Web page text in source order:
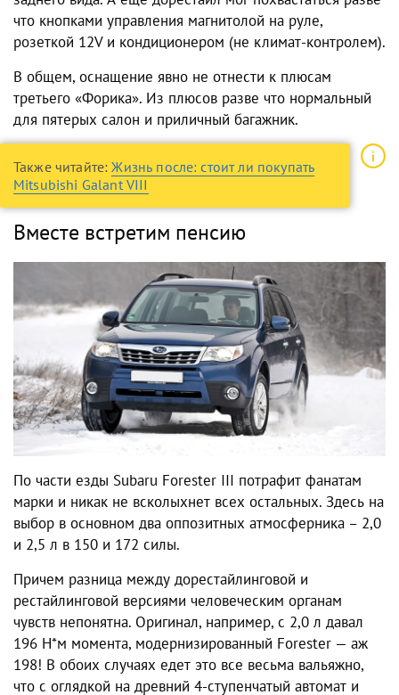
что кнопками управления магнитолой на руле,
розеткой 12V и кондиционером (не климат-контролем).
В общем, оснащение явно не отнести к плюсам
третьего «Форика». Из плюсов разве что нормальный
для пятерых салон и приличный багажник.
Также читайте:Жизнь после: стоит ли покупать
Mitsubishi Galant VIII
Вместе встретим пенсию
По части езды Subaru Forester III потрафит фанатам
марки и никак не всколыхнет всех остальных. Здесь на
выбор в основном два оппозитных атмосферника – 2,0
и 2,5 л в 150 и 172 силы.
Причем разница между дорестайлинговой и
рестайлинговой версиями человеческим органам
чувств непонятна. Оригинал, например, с 2,0 л давал
196 Н*м момента, модернизированный Forester — аж
198! В обоих случаях едет это все весьма вальяжно,
что с оглядкой на древний 4-ступенчатый автомат и